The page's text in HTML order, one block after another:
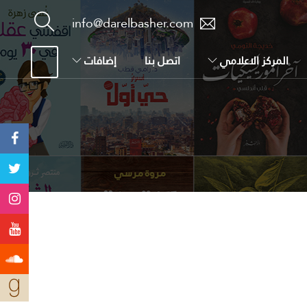
info@darelbasher.com
المركز الاعلامي اتصل بنا إضافات